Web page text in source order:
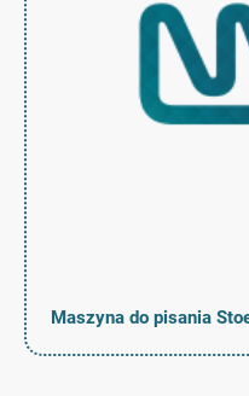
Maszyna do pisania